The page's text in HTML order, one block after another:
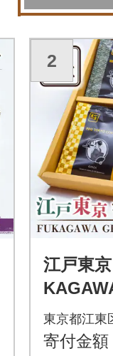
2
江戸東
ット 4
入り 【
東京都江東
寄付金額